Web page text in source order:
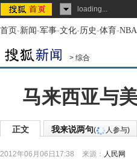
loading...
首页-新闻-军事-文化-历史-体育-NBA
> 综合
马来西亚与
正文 我来说两句( 人参与)
2012年06月06日17:38 来源： 人民网